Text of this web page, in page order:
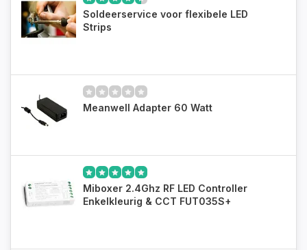
Soldeerservice voor flexibele LED
Strips
Meanwell Adapter 60 Watt
Miboxer 2.4Ghz RF LED Controller
Enkelkleurig & CCT FUT035S+